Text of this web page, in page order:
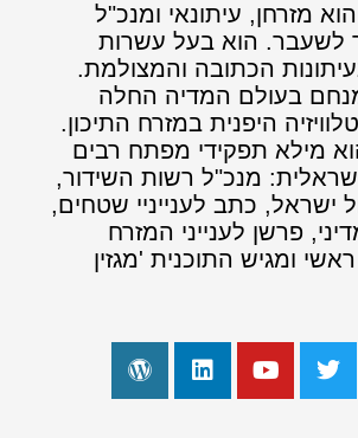
מזרחן, עיתונאי ומנכ"ל
לשעבר. הוא בעל עשרות
הכתובה והמצולמת.
בעולם המדיה החלה
היפנית במזרח התיכון.
מילא תפקידי מפתח רבים
מנכ"ל רשות השידור,
ישראל, כתב לענייניי שטחים,
פרשן לענייני המזרח
ראשי ומגיש התוכנית 'מגזין